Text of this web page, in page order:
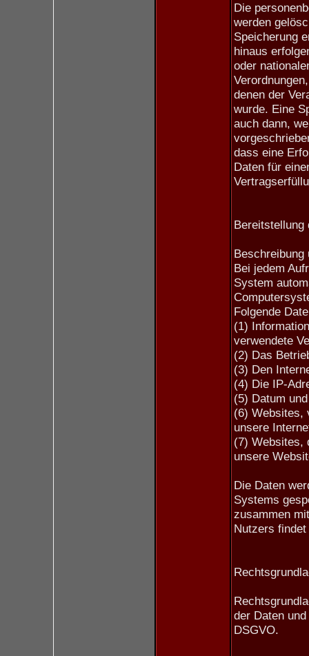
Die
werden
Speicherung
hinaus
oder
denen der
wurde. Eine
auch dann,
dass eine
Daten für
Bereitstellung
Beschreibung
Bei jedem
System
Folgende
(1)
verwendete
(2) Das
(3) Den
(4) Die IP-
(5) Datum
(6) Websites,
unsere
(7) Websites,
unsere
Die Daten
Systems
zusammen
Nutzers
der Daten
DSGVO.